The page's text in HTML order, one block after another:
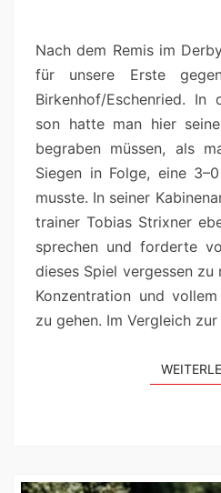
Nach dem Remis im
für unsere Erste
Birkenhof/Eschenried.
son hat­te man hier
begraben müssen, als
Siegen in Folge, eine
musste. In sein­er
train­er Tobias Strixn­er
sprechen und forderte
dieses Spiel vergessen
Konzen­tra­tion und
zu gehen. Im Ver­gle­ich